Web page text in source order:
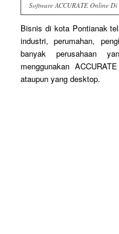
Software ACCURATE Online
Bisnis di kota Pontianak
industri, perumahan,
banyak perusahaan
menggunakan
ataupun yang desktop.